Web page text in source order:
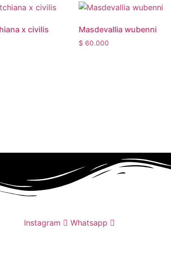
x civilis Masdevallia wubenni
$ 60.000
Instagram Whatsapp